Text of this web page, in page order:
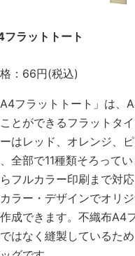
ラットトート
： 66円(税込)
A4フラットトート」は、
とができるフラットタ
はレッド、オレンジ、
全部で11種類そろって
フルカラー印刷まで対応
ラー・デザインでオリ
成できます。不織布A4
はなく縫製しているた